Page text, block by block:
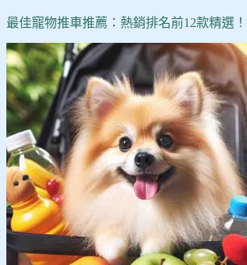
物
尿
布
墊
推
薦，
詳
細
比
較
與
選
購
要
點!
最佳寵物推車推薦：熱銷排名前12款精選！